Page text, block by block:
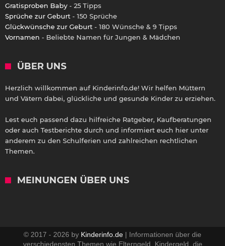
Gratisproben Baby - 25 Tipps
Sprüche zur Geburt - 150 Sprüche
Glückwünsche zur Geburt - 180 Wünsche & 9 Tipps
Vornamen - Beliebte Namen für Jungen & Mädchen
ÜBER UNS
Herzlich willkommen auf Kinderinfo.de! Wir helfen Müttern
und Vätern dabei, glückliche und gesunde Kinder zu erziehen.
Lest euch passend dazu hilfreiche Ratgeber, Kaufberatungen
oder auch Testberichte durch und informiert euch hier unter
anderem zu den Schulferien und zahlreichen rechtlichen
Themen.
MEINUNGEN ÜBER UNS
© 2017 - 2026 by Kinderinfo.de | Informationen über die
verschiedensten Themen wie Elterngeld, Kindergeld, die